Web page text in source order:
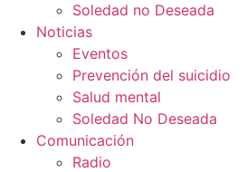
Soledad no Deseada
Noticias
Eventos
Prevención del suicidio
Salud mental
Soledad No Deseada
Comunicación
Radio